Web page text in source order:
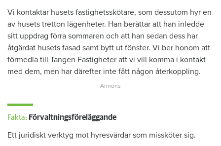
Vi kontaktar husets fastighetsskötare, som dessutom hyr en
av husets tretton lägenheter. Han berättar att han inledde
sitt uppdrag förra sommaren och att han sedan dess har
åtgärdat husets fasad samt bytt ut fönster. Vi ber honom att
förmedla till Tangen Fastigheter att vi vill komma i kontakt
med dem, men har därefter inte fått någon återkoppling.
Fakta: Förvaltningsföreläggande
Ett juridiskt verktyg mot hyresvärdar som missköter sig.